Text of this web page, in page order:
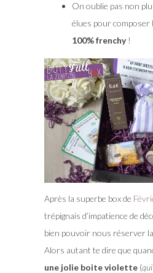
On oublie pas non
élues pour composer
100% frenchy!
Après la superbe box de
trépignais d’impatience de
bien pouvoir nous réserver la
Alors autant te dire que
une jolie boite violette(